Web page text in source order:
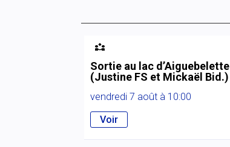

Sortie au lac d’Aiguebelette
(Justine FS et Mickaël Bid.)
vendredi 7 août à 10:00
Voir